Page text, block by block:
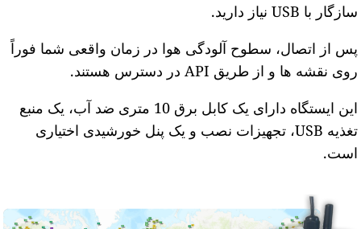
سازگار با USB نیاز دارید.
پس از اتصال، سطوح آلودگی هوا در زمان واقعی شما فوراً
روی نقشه ها و از طریق API در دسترس هستند.
این ایستگاه دارای یک کابل برق 10 متری ضد آب، یک منبع
تغذیه USB، تجهیزات نصب و یک پنل خورشیدی اختیاری
است.